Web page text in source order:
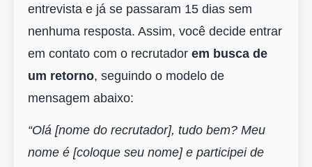
entrevista e já se passaram 15 dias sem
nenhuma resposta. Assim, você decide entrar
em contato com o recrutador em busca de
um retorno, seguindo o modelo de
mensagem abaixo:
“Olá [nome do recrutador], tudo bem? Meu
nome é [coloque seu nome] e participei de